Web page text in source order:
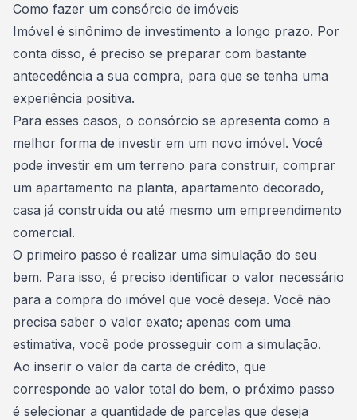
Como fazer um consórcio de imóveis
Imóvel é sinônimo de investimento a longo prazo. Por
conta disso, é preciso se preparar com bastante
antecedência a sua compra, para que se tenha uma
experiência positiva.
Para esses casos, o consórcio se apresenta como a
melhor forma de investir em um novo imóvel. Você
pode investir em um terreno para construir, comprar
um apartamento na planta, apartamento decorado,
casa já construída ou até mesmo um empreendimento
comercial.
O primeiro passo é realizar uma simulação do seu
bem. Para isso, é preciso identificar o valor necessário
para a compra do imóvel que você deseja. Você não
precisa saber o valor exato; apenas com uma
estimativa, você pode prosseguir com a simulação.
Ao inserir o valor da carta de crédito, que
corresponde ao valor total do bem, o próximo passo
é selecionar a quantidade de parcelas que deseja